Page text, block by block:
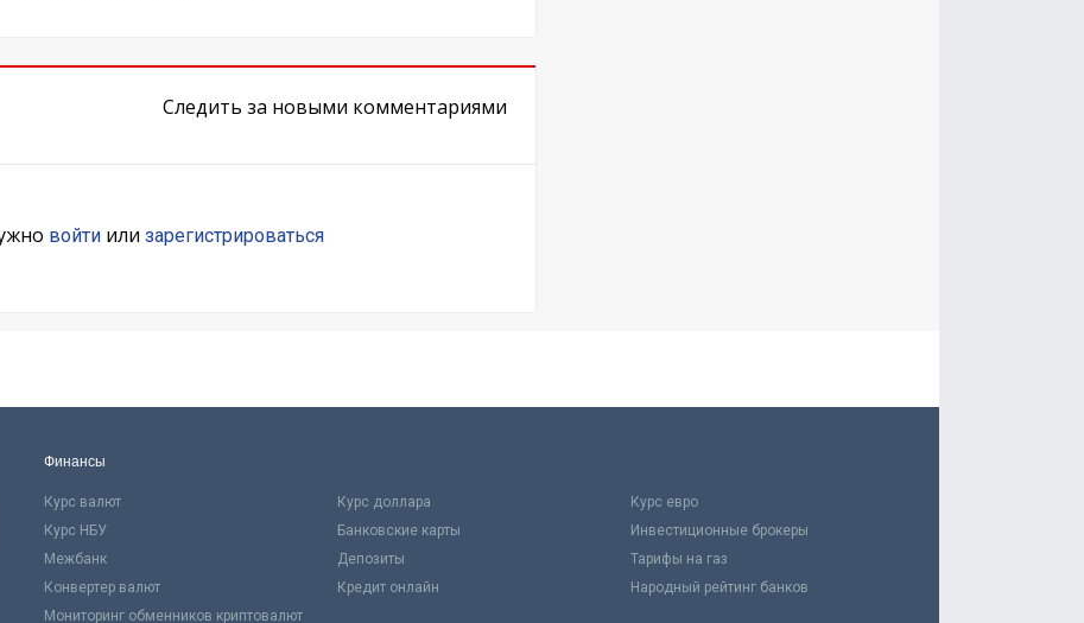
Следить за новыми комментариями
войти или зарегистрироваться
Финансы
Курс валют Курс доллара
Курс евро
Курс НБУ
Банковские карты
Инвестиционные брокеры
Межбанк
Депозиты
Тарифы на газ
Конвертер валют
Кредит онлайн
Народный рейтинг банков
Мониторинг обменников криптовалют